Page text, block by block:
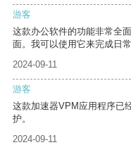
游客
这款办公软件的功能非常全
面。我可以使用它来完成日
2024-09-11
游客
这款加速器VPM应用程序已
护。
2024-09-11